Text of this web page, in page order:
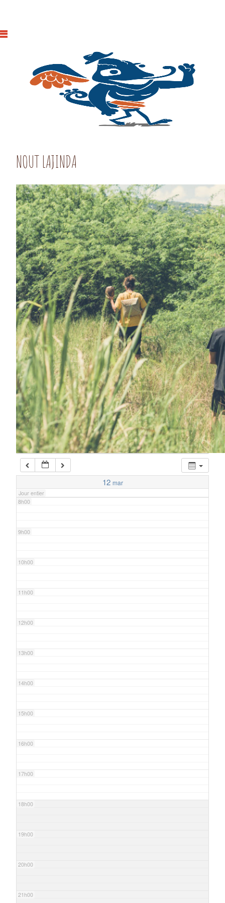
NOUT LAJINDA
12 mar
Jour entier
0h00
1h00
2h00
3h00
4h00
5h00
6h00
7h00
8h00
9h00
10h00
11h00
12h00
13h00
14h00
15h00
16h00
17h00
18h00
19h00
20h00
21h00